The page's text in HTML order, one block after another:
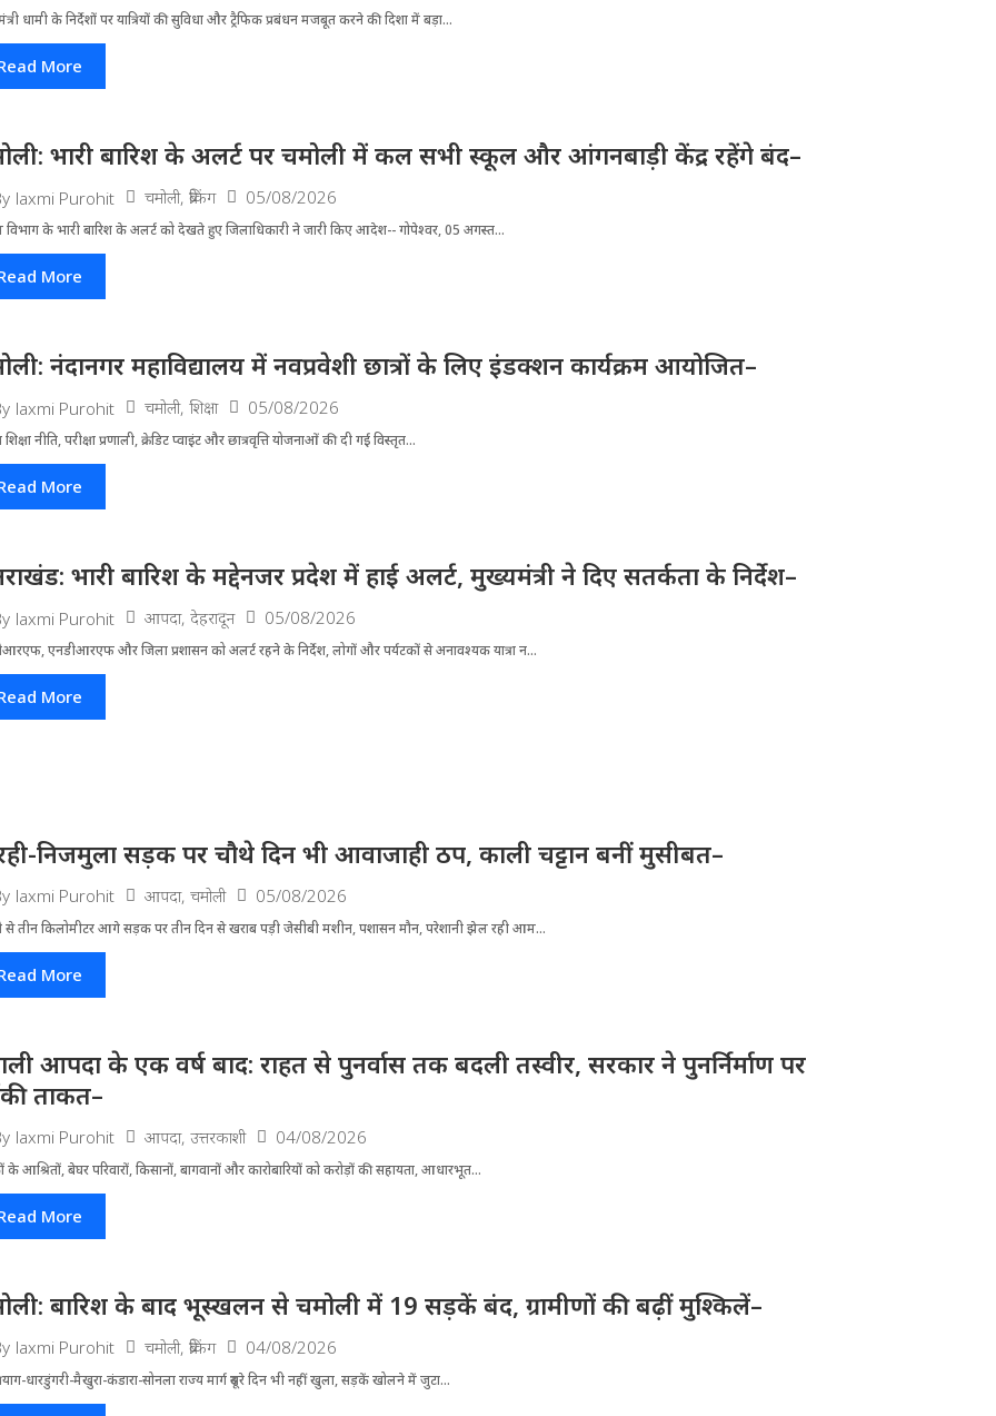
धामी के निर्देशों पर यात्रियों की सुविधा और ट्रैफिक प्रबंधन मजबूत करने की दिशा में बड़ा...
More
भारी बारिश के अलर्ट पर चमोली में कल सभी स्कूल और आंगनबाड़ी केंद्र रहेंगे बंद–
laxmi Purohit चमोली, ब्रेकिंग 05/08/2026
विभाग के भारी बारिश के अलर्ट को देखते हुए जिला​धिकारी ने जारी किए आदेश-- गोपेश्वर, 05 अगस्त...
More
नंदानगर महाविद्यालय में नवप्रवेशी छात्रों के लिए इंडक्शन कार्यक्रम आयोजित–
laxmi Purohit चमोली, शिक्षा 05/08/2026
शिक्षा नीति, परीक्षा प्रणाली, क्रेडिट प्वाइंट और छात्रवृत्ति योजनाओं की दी गई विस्तृत...
More
भारी बारिश के मद्देनजर प्रदेश में हाई अलर्ट, मुख्यमंत्री ने दिए सतर्कता के निर्देश–
laxmi Purohit आपदा, देहरादून 05/08/2026
एनडीआरएफ और जिला प्रशासन को अलर्ट रहने के निर्देश, लोगों और पर्यटकों से अनावश्यक यात्रा न...
More
निजमुला सड़क पर चौथे दिन भी आवाजाही ठप, काली चट्टान बनीं मुसीबत–
laxmi Purohit आपदा, चमोली 05/08/2026
से तीन किलोमीटर आगे सड़क पर तीन दिन से खराब पड़ी जेसीबी मशीन, पशासन मौन, परेशानी झेल रही आम...
More
आपदा के एक वर्ष बाद: राहत से पुनर्वास तक बदली तस्वीर, सरकार ने पुनर्निर्माण पर
ताकत–
laxmi Purohit आपदा, उत्तरकाशी 04/08/2026
आश्रितों, बेघर परिवारों, किसानों, बागवानों और कारोबारियों को करोड़ों की सहायता, आधारभूत...
More
बारिश के बाद भूस्खलन से चमोली में 19 सड़कें बंद, ग्रामीणों की बढ़ीं मुश्किलें–
laxmi Purohit चमोली, ब्रेकिंग 04/08/2026
धारडुंगरी-मैखुरा-कंडारा-सोनला राज्य मार्ग दूसरे दिन भी नहीं खुला, सड़कें खोलने में जुटा...